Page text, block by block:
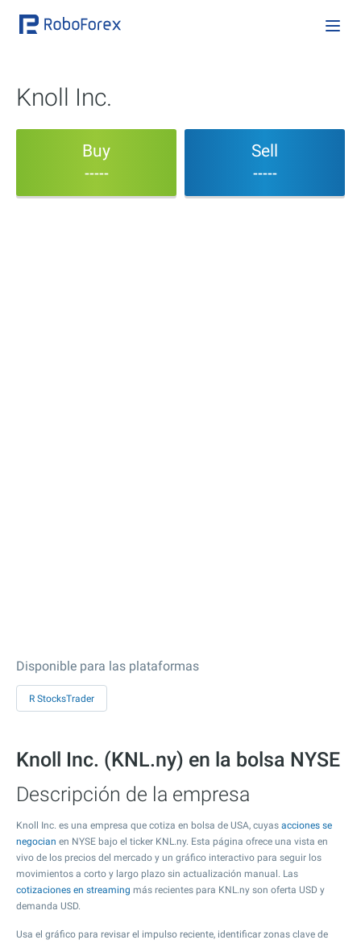
Knoll Inc.
Buy
-----
Sell
-----
Disponible para las plataformas
R StocksTrader
Knoll Inc. (KNL.ny) en la bolsa NYSE
Descripción de la empresa
Knoll Inc. es una empresa que cotiza en bolsa de USA, cuyas acciones se
negocian en NYSE bajo el ticker KNL.ny. Esta página ofrece una vista en
vivo de los precios del mercado y un gráfico interactivo para seguir los
movimientos a corto y largo plazo sin actualización manual. Las
cotizaciones en streaming más recientes para KNL.ny son oferta USD y
demanda USD.
Usa el gráfico para revisar el impulso reciente, identificar zonas clave de